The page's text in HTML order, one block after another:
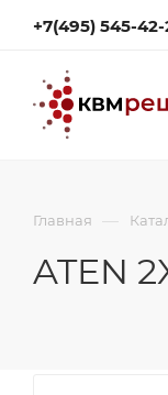
+7(495) 545-42-
Главная —
ATEN